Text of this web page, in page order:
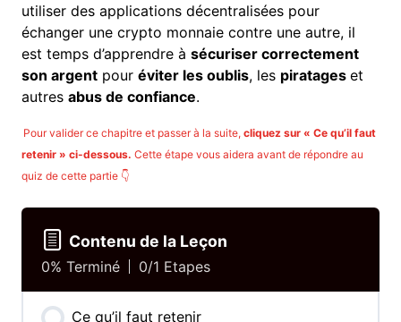
utiliser des applications décentralisées pour
échanger une crypto monnaie contre une autre, il
est temps d’apprendre à sécuriser correctement
son argent pour éviter les oublis, les piratages et
autres abus de confiance.
Pour valider ce chapitre et passer à la suite,cliquez sur « Ce qu’il faut
retenir » ci-dessous. Cette étape vous aidera avant de répondre au
quiz de cette partie 👇
Contenu de la Leçon
0% Terminé 0/1 Etapes
Ce qu’il faut retenir